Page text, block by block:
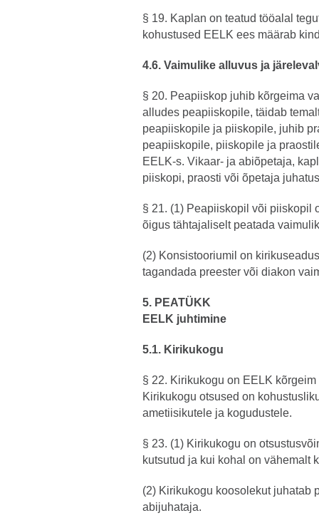
§ 19. Kaplan on teatud tööalal
kohustused EELK ees määrab
4.6. Vaimulike alluvus ja
§ 20. Peapiiskop juhib kõrgeima
alludes peapiiskopile, täidab
peapiiskopile ja piiskopile, juhib
peapiiskopile, piiskopile ja
EELK-s. Vikaar- ja abiõpetaja,
piiskopi, praosti või õpetaja
§ 21. (1) Peapiiskopil või piiskopil
õigus tähtajaliselt peatada
(2) Konsistooriumil on
tagandada preester või diakon
5. PEATÜKK
EELK juhtimine
5.1. Kirikukogu
§ 22. Kirikukogu on EELK
Kirikukogu otsused on
ametiisikutele ja kogudustele.
§ 23. (1) Kirikukogu on
kutsutud ja kui kohal on vähemalt
(2) Kirikukogu koosolekut juhatab
abijuhataja.